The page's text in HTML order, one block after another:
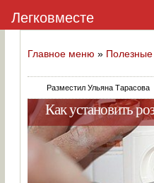
Главное меню » Полезные
Разместил Ульяна Тарасова
Как установить
Легковместе